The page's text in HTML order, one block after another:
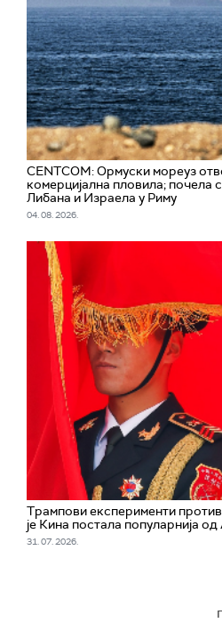
CENTCOM: Ормуски мореуз
комерцијална пловила; почела
Либана и Израела у Риму
04. 08. 2026.
Трампови експерименти
је Кина постала популарнија
31. 07. 2026.